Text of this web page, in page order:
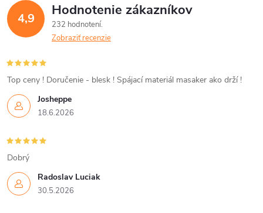
d
a
c
i
e
p
r
v
k
4,9 Hodnotenie zákazníkov
232 hodnotení
Zobraziť recenzie
Josheppe
18.6.2026
Top ceny ! Doručenie - blesk ! Spájací materiál masaker ako drží !
Radoslav Luciak
30.5.2026
Dobrý